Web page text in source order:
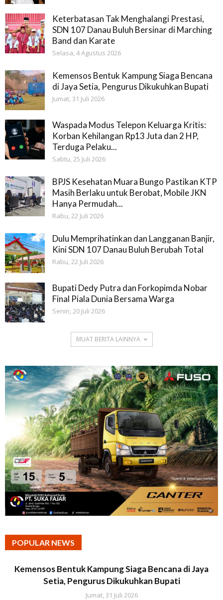
Keterbatasan Tak Menghalangi Prestasi,
SDN 107 Danau Buluh Bersinar di Marching
Band dan Karate
Selasa, 4 Agustus 2026
Kemensos Bentuk Kampung Siaga Bencana
di Jaya Setia, Pengurus Dikukuhkan Bupati
Jumat, 31 Juli 2026
Waspada Modus Telepon Keluarga Kritis:
Korban Kehilangan Rp13 Juta dan 2 HP,
Terduga Pelaku...
Sabtu, 25 Juli 2026
BPJS Kesehatan Muara Bungo Pastikan KTP
Masih Berlaku untuk Berobat, Mobile JKN
Hanya Permudah...
Rabu, 22 Juli 2026
Dulu Memprihatinkan dan Langganan Banjir,
Kini SDN 107 Danau Buluh Berubah Total
Rabu, 22 Juli 2026
Bupati Dedy Putra dan Forkopimda Nobar
Final Piala Dunia Bersama Warga
Senin, 20 Juli 2026
MUAT BERITA LAINNYA
POPULAR NEWS
Kemensos Bentuk Kampung Siaga Bencana di Jaya
Setia, Pengurus Dikukuhkan Bupati
Jumat, 31 Juli 2026